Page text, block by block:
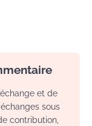
et de
sous
contribution,